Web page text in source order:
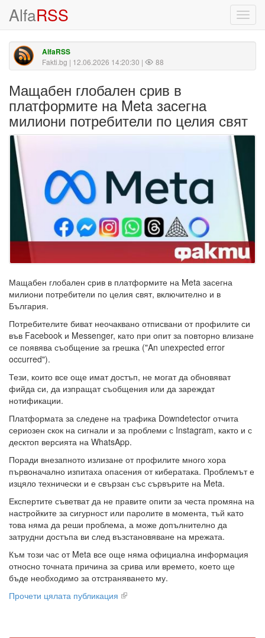
AlfaRSS
AlfaRSS
Fakti.bg | 12.06.2026 14:20:30 | 88
Мащабен глобален срив в
платформите на Meta засегна
милиони потребители по целия свят
Мащабен глобален срив в платформите на Meta засегна
милиони потребители по целия свят, включително и в
България.
Потребителите биват неочаквано отписвани от профилите си
във Facebook и Messenger, като при опит за повторно влизане
се появява съобщение за грешка ("An unexpected error
occurred").
Тези, които все още имат достъп, не могат да обновяват
фийда си, да изпращат съобщения или да зареждат
нотификации.
Платформата за следене на трафика Downdetector отчита
сериозен скок на сигнали и за проблеми с Instagram, както и с
десктоп версията на WhatsApp.
Поради внезапното излизане от профилите много хора
първоначално изпитаха опасения от кибератака. Проблемът е
изцяло технически и е свързан със сървърите на Meta.
Експертите съветват да не правите опити за честа промяна на
настройките за сигурност или паролите в момента, тъй като
това няма да реши проблема, а може допълнително да
затрудни достъпа ви след възстановяване на мрежата.
Към този час от Meta все още няма официална информация
относно точната причина за срива или времето, което ще
бъде необходимо за отстраняването му.
Прочети цялата публикация